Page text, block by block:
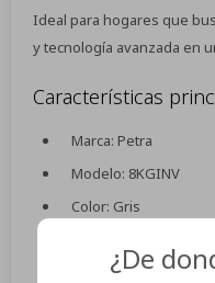
Ideal para hogares que
y tecnología avanzada en
Características
Marca: Petra
Modelo: 8KGINV
Color: Gris
Capacidad: 8 kg
¿De